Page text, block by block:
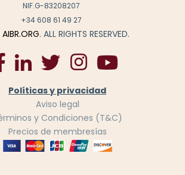
NIF.G-83208207
+34 608 61 49 27
AIBR.ORG. ALL RIGHTS RESERVED.
Políticas y privacidad
Aviso legal
y Condiciones (T&C)
Precios de membresías